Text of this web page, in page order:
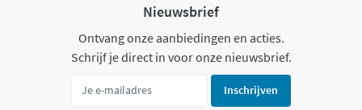
Nieuwsbrief
Ontvang onze aanbiedingen en acties.
Schrijf je direct in voor onze nieuwsbrief.
Inschrijven